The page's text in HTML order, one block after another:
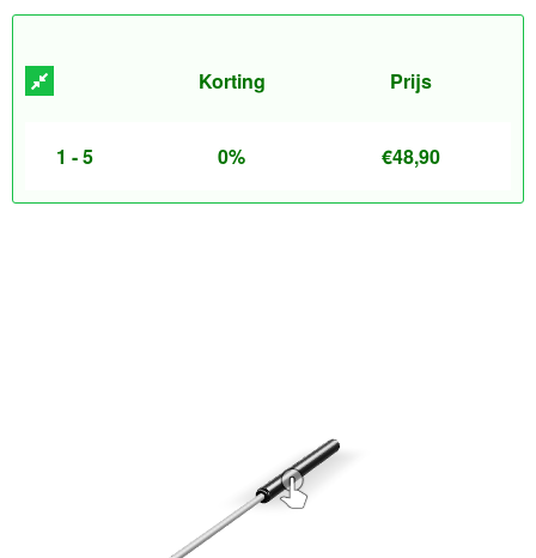
Korting Prijs
1 - 5 0% €48,90